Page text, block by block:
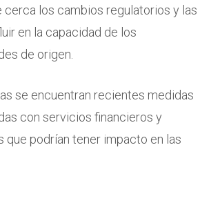
cerca los cambios regulatorios y las
en la capacidad de los
de origen.
se encuentran recientes medidas
con servicios financieros y
podrían tener impacto en las